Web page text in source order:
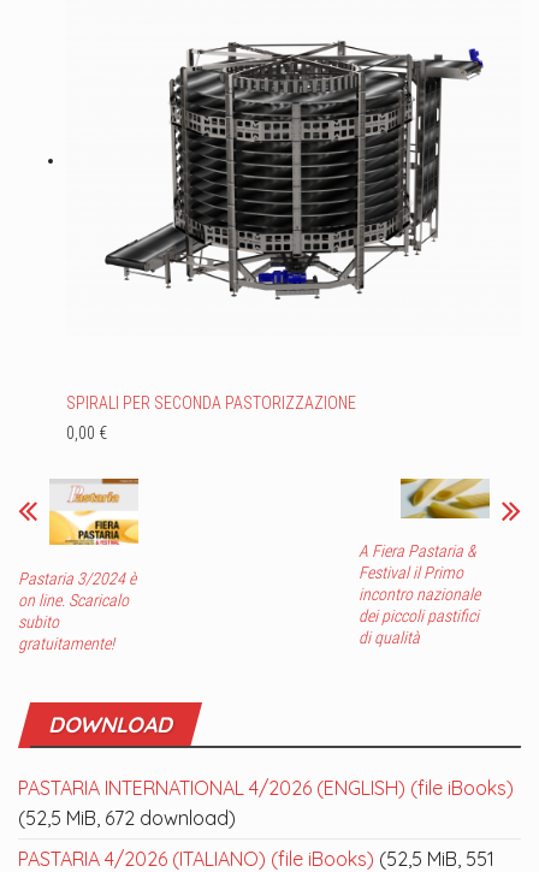
SPIRALI PER SECONDA PASTORIZZAZIONE
0,00 €
Pastaria 3/2024 è
on line. Scaricalo
subito
gratuitamente!
A Fiera Pastaria &
Festival il Primo
incontro nazionale
dei piccoli pastifici
di qualità
DOWNLOAD
PASTARIA INTERNATIONAL 4/2026 (ENGLISH) (file iBooks)
(52,5 MiB, 672 download)
PASTARIA 4/2026 (ITALIANO) (file iBooks) (52,5 MiB, 551